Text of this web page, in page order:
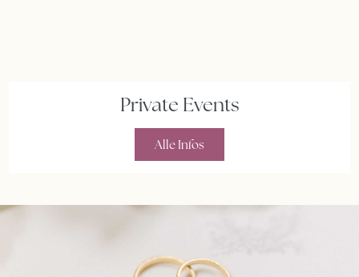
Private Events
Alle Infos